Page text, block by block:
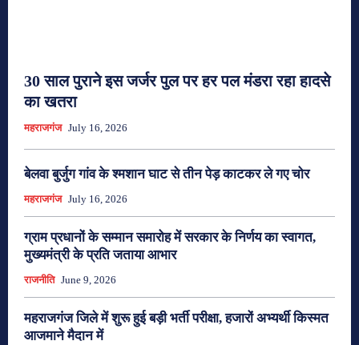
30 साल पुराने इस जर्जर पुल पर हर पल मंडरा रहा हादसे
का खतरा
महराजगंज July 16, 2026
बेलवा बुर्जुग गांव के श्मशान घाट से तीन पेड़ काटकर ले गए चोर
महराजगंज July 16, 2026
ग्राम प्रधानों के सम्मान समारोह में सरकार के निर्णय का स्वागत,
मुख्यमंत्री के प्रति जताया आभार
राजनीति June 9, 2026
महराजगंज जिले में शुरू हुई बड़ी भर्ती परीक्षा, हजारों अभ्यर्थी किस्मत
आजमाने मैदान में